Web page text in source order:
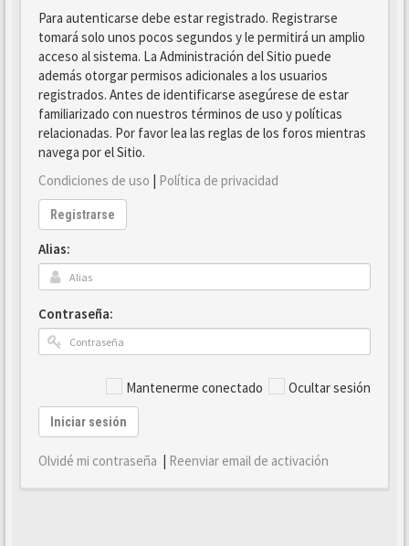
Para autenticarse debe estar registrado. Registrarse
tomará solo unos pocos segundos y le permitirá un amplio
acceso al sistema. La Administración del Sitio puede
además otorgar permisos adicionales a los usuarios
registrados. Antes de identificarse asegúrese de estar
familiarizado con nuestros términos de uso y políticas
relacionadas. Por favor lea las reglas de los foros mientras
navega por el Sitio.
Condiciones de uso | Política de privacidad
Registrarse
Alias:
Contraseña:
Mantenerme conectado Ocultar sesión
Iniciar sesión
Olvidé mi contraseña | Reenviar email de activación